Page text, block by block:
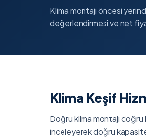
Klima montajı öncesi
değerlendirmesi ve net
Klima Keşif
Doğru klima montajı
inceleyerek doğru